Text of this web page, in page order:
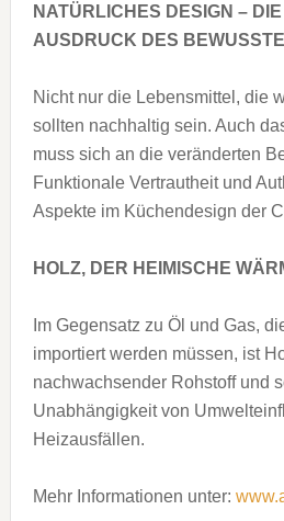
NATÜRLICHES DESIGN –
AUSDRUCK DES
Nicht nur die Lebensmittel, die
sollten nachhaltig sein. Auch
muss sich an die veränderten
Funktionale Vertrautheit und
Aspekte im Küchendesign der
HOLZ, DER HEIMISCHE
Im Gegensatz zu Öl und Gas,
importiert werden müssen, ist
nachwachsender Rohstoff und
Unabhängigkeit von
Heizausfällen.
Mehr Informationen unter: